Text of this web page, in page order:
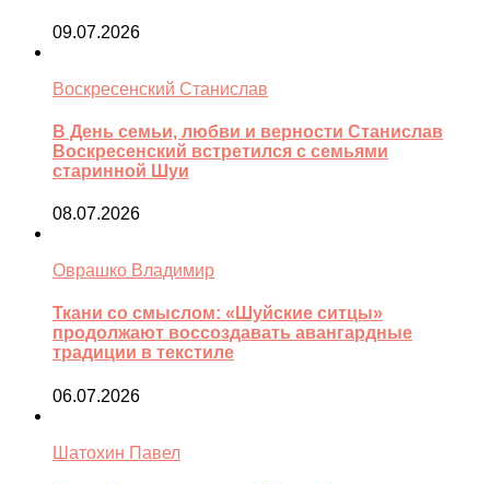
09.07.2026
Воскресенский Станислав
В День семьи, любви и верности Станислав
Воскресенский встретился с семьями
старинной Шуи
08.07.2026
Оврашко Владимир
Ткани со смыслом: «Шуйские ситцы»
продолжают воссоздавать авангардные
традиции в текстиле
06.07.2026
Шатохин Павел